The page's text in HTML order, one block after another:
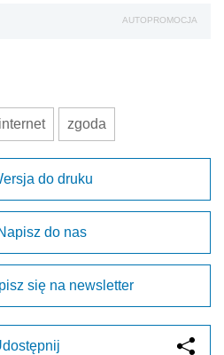
AUTOPROMOCJA
zgoda
do druku
do nas
się na newsletter